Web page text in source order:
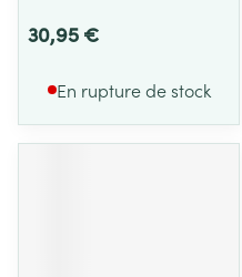
30,95 €
En rupture de stock